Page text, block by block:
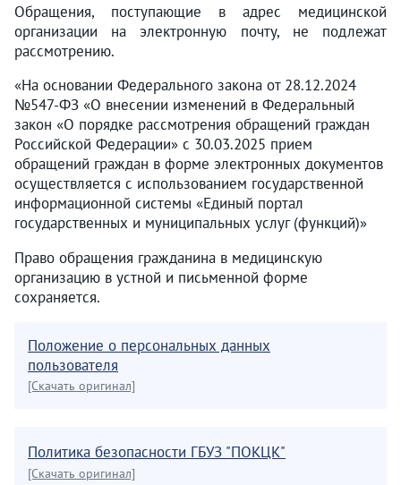
Обращения, поступающие в адрес медицинской
организации на электронную почту, не подлежат
рассмотрению.
«На основании Федерального закона от 28.12.2024
№547-ФЗ «О внесении изменений в Федеральный
закон «О порядке рассмотрения обращений граждан
Российской Федерации» с 30.03.2025 прием
обращений граждан в форме электронных документов
осуществляется с использованием государственной
информационной системы «Единый портал
государственных и муниципальных услуг (функций)»
Право обращения гражданина в медицинскую
организацию в устной и письменной форме
сохраняется.
Положение о персональных данных
пользователя
[Скачать оригинал]
Политика безопасности ГБУЗ "ПОКЦК"
[Скачать оригинал]